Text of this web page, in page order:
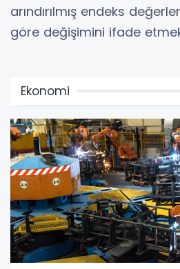
arındırılmış endeks
göre değişimini ifade
Ekonomi